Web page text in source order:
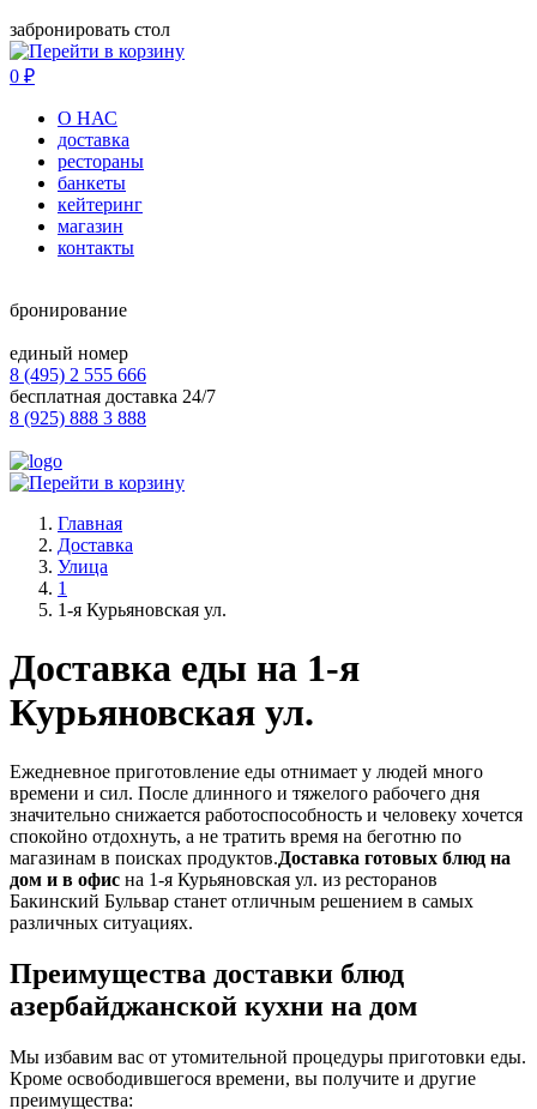
забронировать стол
0 ₽
О НАС
доставка
рестораны
банкеты
кейтеринг
магазин
контакты
бронирование
единый номер
8 (495) 2 555 666
бесплатная доставка 24/7
8 (925) 888 3 888
Главная
Доставка
Улица
1
1-я Курьяновская ул.
Доставка еды на 1-я
Курьяновская ул.
Ежедневное приготовление еды отнимает у людей много
времени и сил. После длинного и тяжелого рабочего дня
значительно снижается работоспособность и человеку хочется
спокойно отдохнуть, а не тратить время на беготню по
магазинам в поисках продуктов.Доставка готовых блюд на
дом и в офис на 1-я Курьяновская ул. из ресторанов
Бакинский Бульвар станет отличным решением в самых
различных ситуациях.
Преимущества доставки блюд
азербайджанской кухни на дом
Мы избавим вас от утомительной процедуры приготовки еды.
Кроме освободившегося времени, вы получите и другие
преимущества: